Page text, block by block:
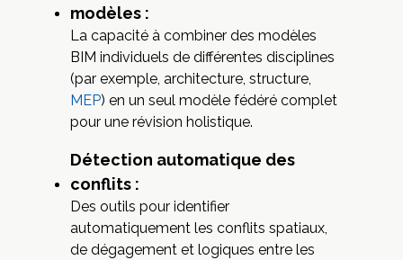
modèles :
La capacité à combiner des modèles
BIM individuels de différentes disciplines
(par exemple, architecture, structure,
MEP) en un seul modèle fédéré complet
pour une révision holistique.
Détection automatique des
conflits :
Des outils pour identifier
automatiquement les conflits spatiaux,
de dégagement et logiques entre les